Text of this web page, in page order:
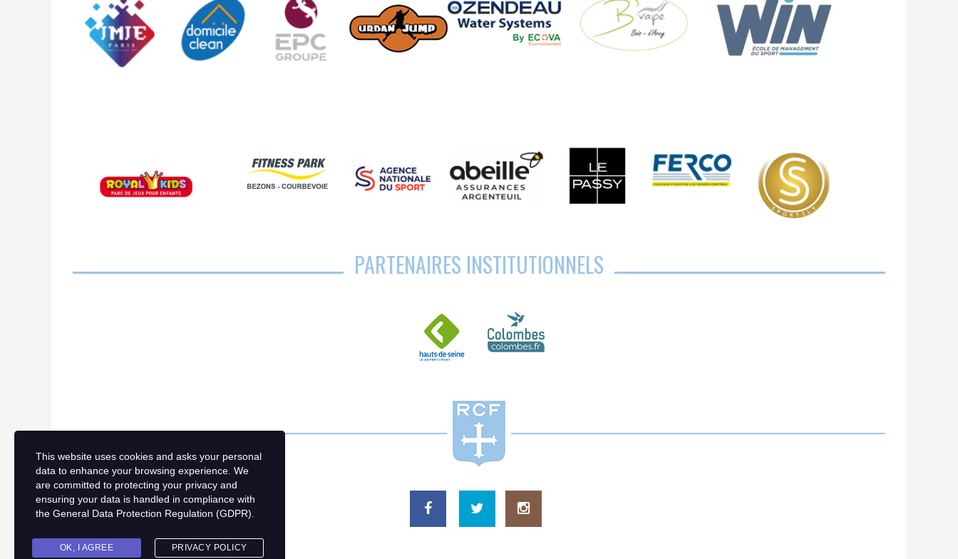
PARTENAIRES INSTITUTIONNELS
This website uses cookies and asks your personal
data to enhance your browsing experience. We
are committed to protecting your privacy and
ensuring your data is handled in compliance with
the General Data Protection Regulation (GDPR)
OK, I AGREE PRIVACY POLICY